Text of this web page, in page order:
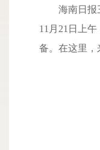
海南日报
11月21日上
备。在这里，